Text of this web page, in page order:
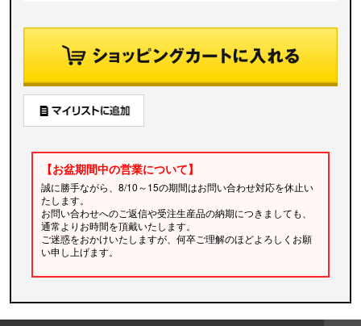
【お盆期間中の営業について】
誠に勝手ながら、8/10～15の期間はお問い合わせ対応を休止い
たします。
お問い合わせへのご返信や受注生産品の納期につきましても、
通常よりお時間を頂戴いたします。
ご迷惑をおかけいたしますが、何卒ご理解のほどよろしくお願
い申し上げます。